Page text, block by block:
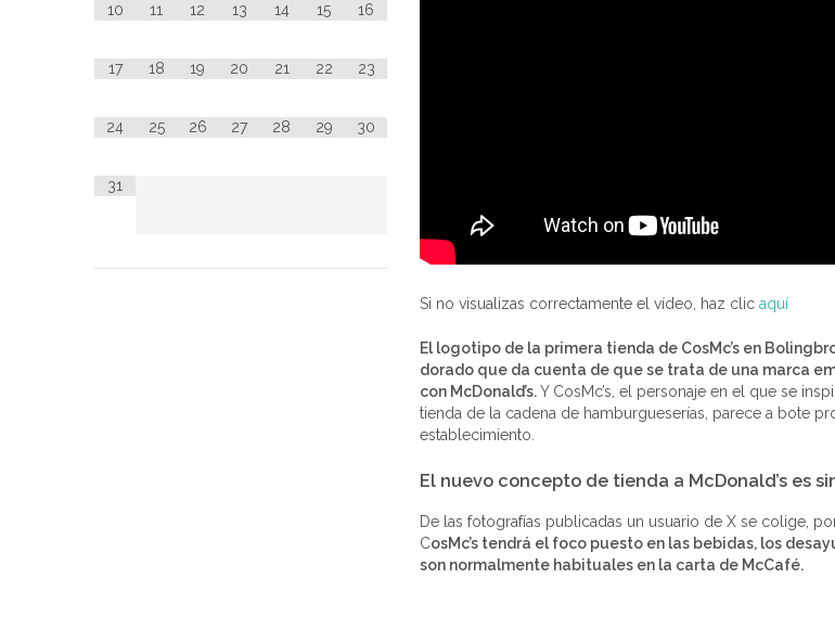
10 11 12 13 14 15 16
17 18 19 20 21 22 23
24 25 26 27 28 29 30
31
Si no visualizas correctamente el vídeo, haz clic aquí
El logotipo de la primera tienda de CosMc’s en
dorado que da cuenta de que se trata de una marca
con McDonald’s.Y CosMc’s, el personaje en el que se
tienda de la cadena de hamburgueserías, parece a bote
establecimiento.
El nuevo concepto de tienda a McDonald’s es
De las fotografías publicadas un usuario de X se colige,
CosMc’s tendrá el foco puesto en las bebidas, los
son normalmente habituales en la carta de McCafé.